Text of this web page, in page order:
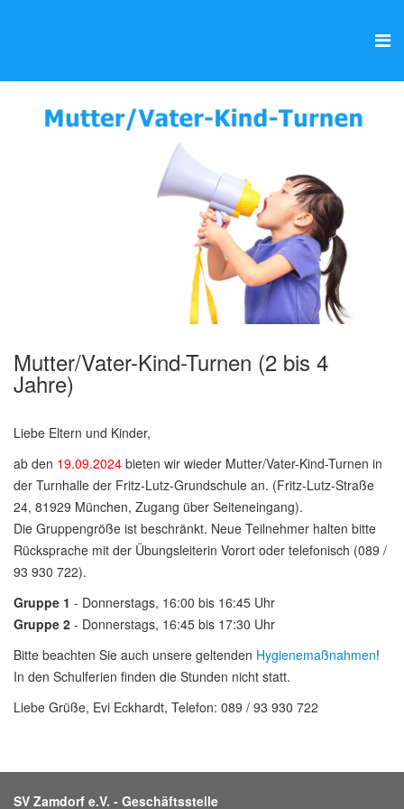
Mutter/Vater-Kind-Turnen (2 bis 4
Jahre)
Liebe Eltern und Kinder,
ab den 19.09.2024 bieten wir wieder Mutter/Vater-Kind-Turnen in
der Turnhalle der Fritz-Lutz-Grundschule an. (Fritz-Lutz-Straße
24, 81929 München, Zugang über Seiteneingang).
Die Gruppengröße ist beschränkt. Neue Teilnehmer halten bitte
Rücksprache mit der Übungsleiterin Vorort oder telefonisch (089 /
93 930 722).
Gruppe 1 - Donnerstags, 16:00 bis 16:45 Uhr
Gruppe 2 - Donnerstags, 16:45 bis 17:30 Uhr
Bitte beachten Sie auch unsere geltenden Hygienemaßnahmen!
In den Schulferien finden die Stunden nicht statt.
Liebe Grüße, Evi Eckhardt, Telefon: 089 / 93 930 722
SV Zamdorf e.V. - Geschäftsstelle